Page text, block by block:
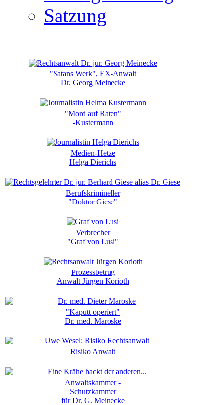
Satzung
"Satans Werk", EX-Anwalt
Dr. Georg Meinecke
"Mord auf Raten"
-Kustermann
Medien-Hetze
Helga Dierichs
Berufskrimineller
"Doktor Giese"
Verbrecher
"Graf von Lusi"
Prozessbetrug
Anwalt Jürgen Korioth
"Kaputt operiert"
Dr. med. Maroske
Risiko Anwalt
Anwaltskammer -
Schutzkammer
für Dr. G. Meinecke